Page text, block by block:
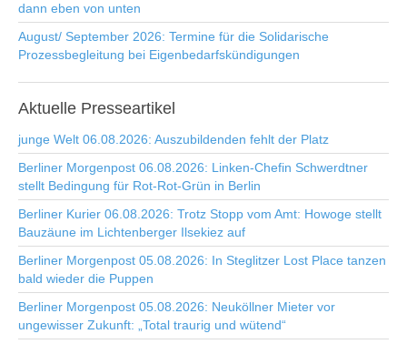
dann eben von unten
August/ September 2026: Termine für die Solidarische
Prozessbegleitung bei Eigenbedarfskündigungen
Aktuelle Presseartikel
junge Welt 06.08.2026: Auszubildenden fehlt der Platz
Berliner Morgenpost 06.08.2026: Linken-Chefin Schwerdtner
stellt Bedingung für Rot-Rot-Grün in Berlin
Berliner Kurier 06.08.2026: Trotz Stopp vom Amt: Howoge stellt
Bauzäune im Lichtenberger Ilsekiez auf
Berliner Morgenpost 05.08.2026: In Steglitzer Lost Place tanzen
bald wieder die Puppen
Berliner Morgenpost 05.08.2026: Neuköllner Mieter vor
ungewisser Zukunft: „Total traurig und wütend“